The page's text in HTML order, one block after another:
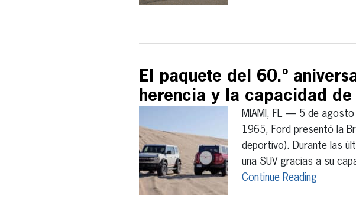
El paquete del 60.º
herencia y la capacidad
MIAMI, FL — 5 de
1965, Ford presentó la
deportivo). Durante las
una SUV gracias a su
Continue Reading